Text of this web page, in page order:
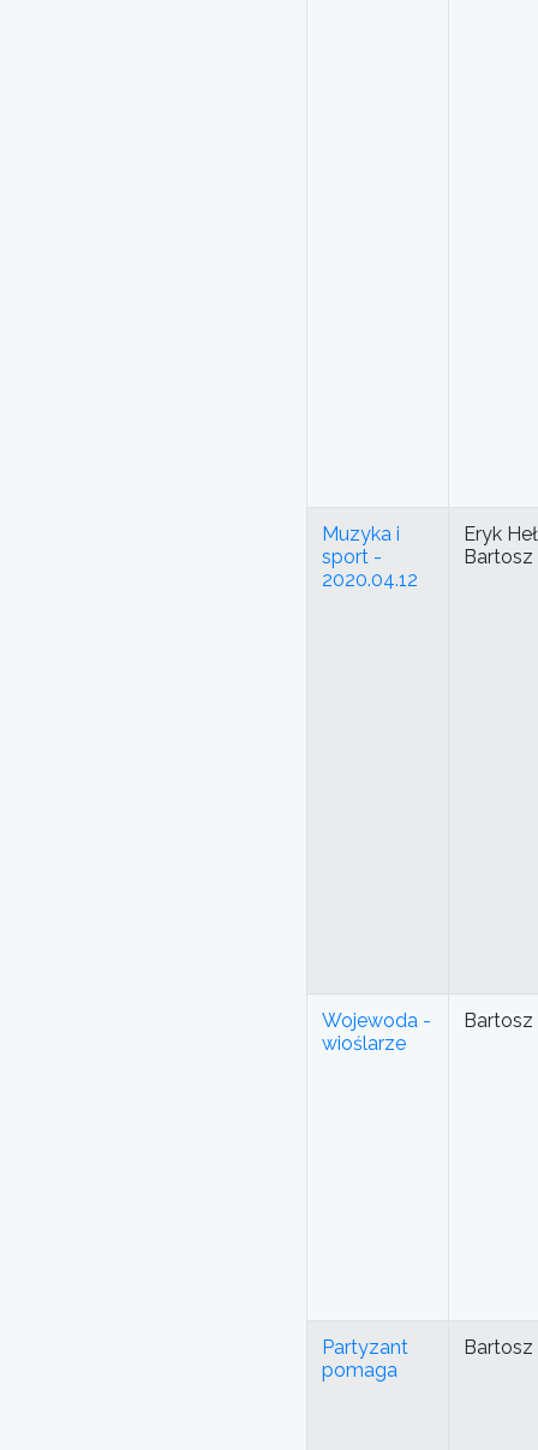
Muzyka i
sport -
2020.04.12
Eryk
Wojewoda -
wioślarze
Partyzant
pomaga